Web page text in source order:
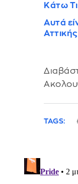
Κάτω
Αυτά
Αττικής
TAGS: